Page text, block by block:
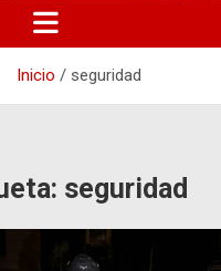
Inicio seguridad
seguridad